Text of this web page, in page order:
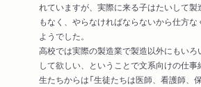
れていますが、実際に来る子はたいして
もなく、やらなければならないから仕方な
ようでした。
高校では実際の製造業で製造以外にもい
して欲しい、ということで文系向けの仕
生たちからは「生徒たちは医師、看護師、